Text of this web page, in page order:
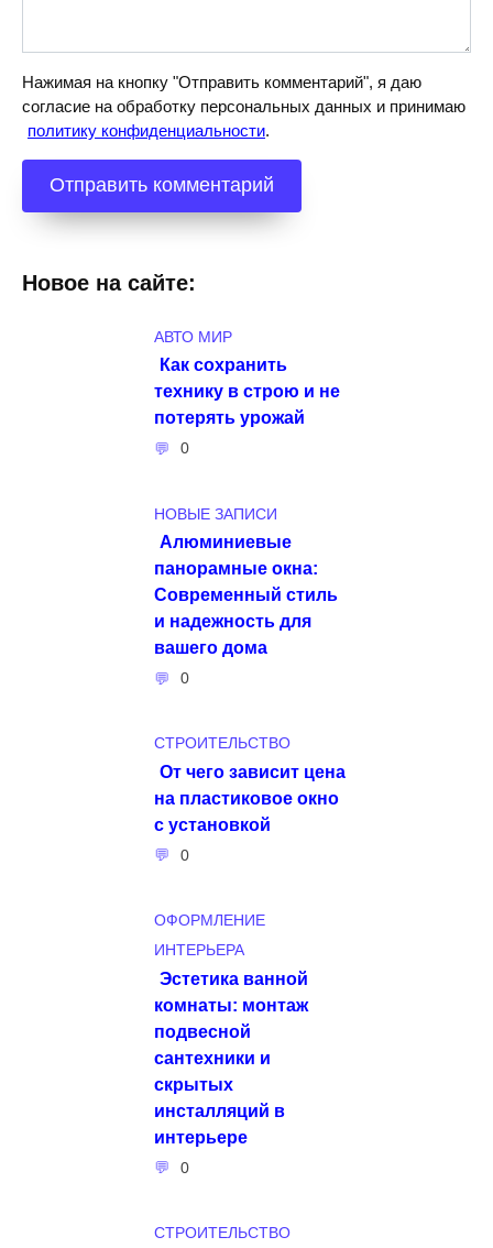
Нажимая на кнопку "Отправить комментарий", я даю
согласие на обработку персональных данных и принимаю
политику конфиденциальности.
Новое на сайте:
АВТО МИР
Как сохранить
технику в строю и не
потерять урожай
0
НОВЫЕ ЗАПИСИ
Алюминиевые
панорамные окна:
Современный стиль
и надежность для
вашего дома
0
СТРОИТЕЛЬСТВО
От чего зависит цена
на пластиковое окно
с установкой
0
ОФОРМЛЕНИЕ
ИНТЕРЬЕРА
Эстетика ванной
комнаты: монтаж
подвесной
сантехники и
скрытых
инсталляций в
интерьере
0
СТРОИТЕЛЬСТВО